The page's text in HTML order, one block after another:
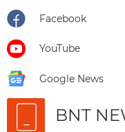
Facebook
YouTube
Google News
BNT